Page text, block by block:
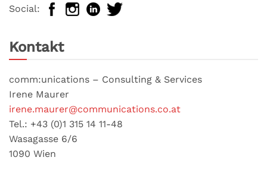
Social:
Kontakt
comm:unications – Consulting & Services
Irene Maurer
irene.maurer@communications.co.at
Tel.: +43 (0)1 315 14 11-48
Wasagasse 6/6
1090 Wien